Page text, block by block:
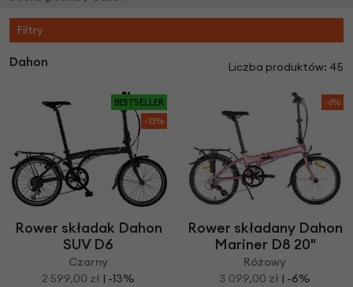
Filtry
Dahon Liczba produktów: 45
BESTSELLER
-13%
Rower składak Dahon
SUV D6
Czarny
2 599,00 zł | -13%
-6%
Rower składany Dahon
Mariner D8 20"
Różowy
3 099,00 zł | -6%